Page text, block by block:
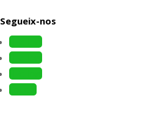
Segueix-nos
Follow
Follow
Follow
Follow